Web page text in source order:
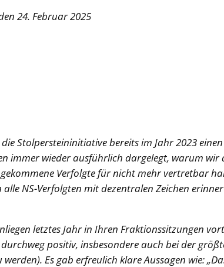
2025
Stolpersteininitiative bereits im Jahr 2023
immer wieder ausführlich dargelegt, warum
Verfolgte für nicht mehr vertretbar
NS-Verfolgten mit dezentralen Zeichen
letztes Jahr in Ihren Fraktionssitzungen
positiv, insbesondere auch bei der
Es gab erfreulich klare Aussagen wie: